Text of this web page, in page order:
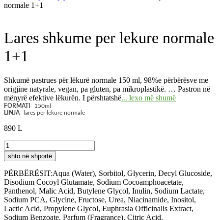
normale 1+1
Lares shkume per lekure normale
1+1
Shkumë pastrues për lëkurë normale 150 ml, 98%e përbërësve me
origjine natyrale, vegan, pa gluten, pa mikroplastikë. … Pastron në
mënyrë efektive lëkurën. I përshtatshë... lexo më shumë
FORMATI
150ml
LINJA
lares per lekure normale
890 L
Lares
shkume
per
lekure
normale
1+1
quantity
shto në shportë
PËRBËRËSIT:Aqua (Water), Sorbitol, Glycerin, Decyl Glucoside,
Disodium Cocoyl Glutamate, Sodium Cocoamphoacetate,
Panthenol, Malic Acid, Butylene Glycol, Inulin, Sodium Lactate,
Sodium PCA, Glycine, Fructose, Urea, Niacinamide, Inositol,
Lactic Acid, Propylene Glycol, Euphrasia Officinalis Extract,
Sodium Benzoate, Parfum (Fragrance), Citric Acid.